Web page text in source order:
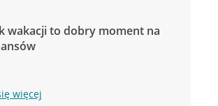
wakacji to dobry moment na
więcej